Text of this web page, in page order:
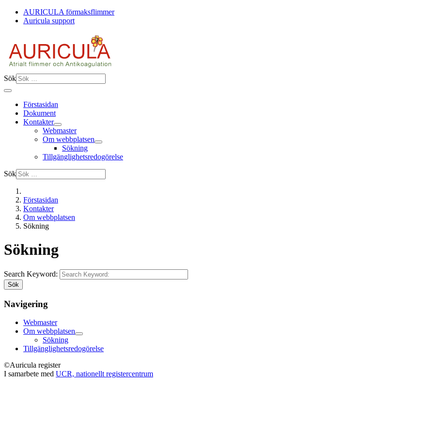
AURICULA förmaksflimmer
Auricula support
Sök
Förstasidan
Dokument
Kontakter
Webmaster
Om webbplatsen
Sökning
Tillgänglighetsredogörelse
Sök
Förstasidan
Kontakter
Om webbplatsen
Sökning
Sökning
Search Keyword:
Sök
Navigering
Webmaster
Om webbplatsen
Sökning
Tillgänglighetsredogörelse
©Auricula register
I samarbete med UCR, nationellt registercentrum